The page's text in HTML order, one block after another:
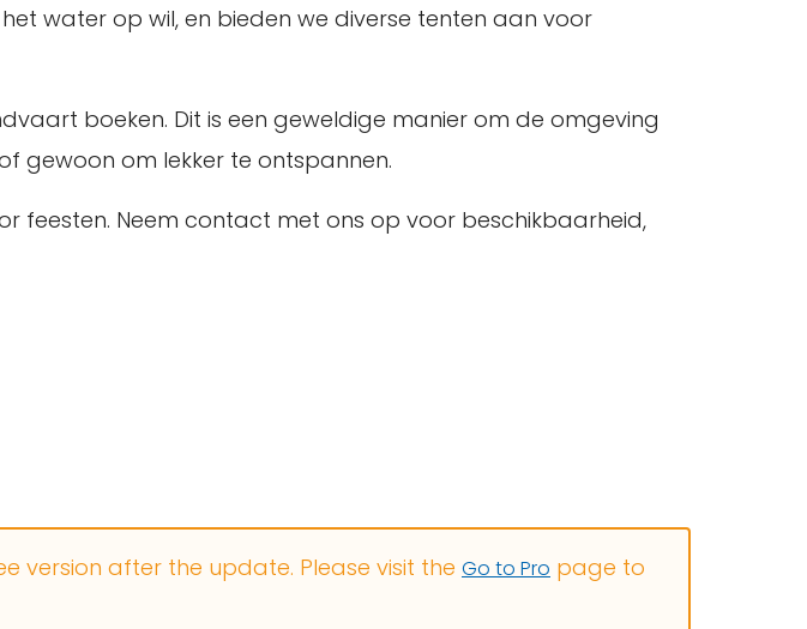
water op wil, en bieden we diverse tenten aan voor
boeken. Dit is een geweldige manier om de omgeving
gewoon om lekker te ontspannen.
feesten. Neem contact met ons op voor beschikbaarheid,
version after the update. Please visit the Go to Pro page to